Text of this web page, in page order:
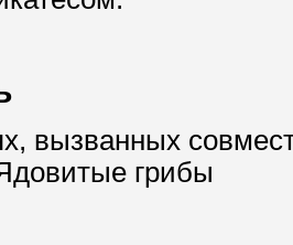
вызванных
грибы